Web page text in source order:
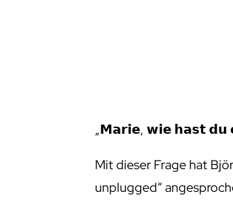
„𝗠𝗮𝗿𝗶𝗲, 𝘄𝗶𝗲 𝗵𝗮𝘀𝘁 𝗱𝘂
Mit dieser Frage hat
unplugged“